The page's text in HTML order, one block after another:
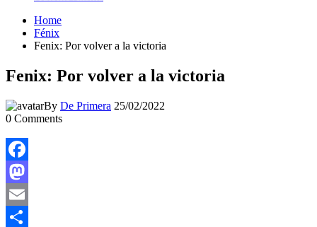
Home
Fénix
Fenix: Por volver a la victoria
Fenix: Por volver a la victoria
By De Primera 25/02/2022
0 Comments
Facebook
Mastodon
Email